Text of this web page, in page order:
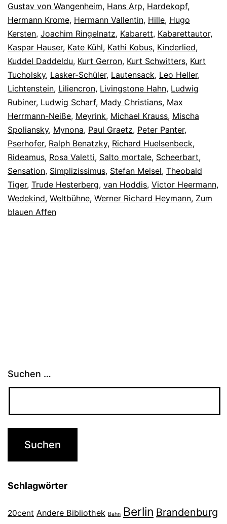
Gustav von Wangenheim, Hans Arp, Hardekopf,
Hermann Krome, Hermann Vallentin, Hille, Hugo
Kersten, Joachim Ringelnatz, Kabarett, Kabarettautor,
Kaspar Hauser, Kate Kühl, Kathi Kobus, Kinderlied,
Kuddel Daddeldu, Kurt Gerron, Kurt Schwitters, Kurt
Tucholsky, Lasker-Schüler, Lautensack, Leo Heller,
Lichtenstein, Liliencron, Livingstone Hahn, Ludwig
Rubiner, Ludwig Scharf, Mady Christians, Max
Herrmann-Neiße, Meyrink, Michael Krauss, Mischa
Spoliansky, Mynona, Paul Graetz, Peter Panter,
Pserhofer, Ralph Benatzky, Richard Huelsenbeck,
Rideamus, Rosa Valetti, Salto mortale, Scheerbart,
Sensation, Simplizissimus, Stefan Meisel, Theobald
Tiger, Trude Hesterberg, van Hoddis, Victor Heermann,
Wedekind, Weltbühne, Werner Richard Heymann, Zum
blauen Affen
Suchen …
Schlagwörter
20cent Andere Bibliothek Bahn Berlin Brandenburg